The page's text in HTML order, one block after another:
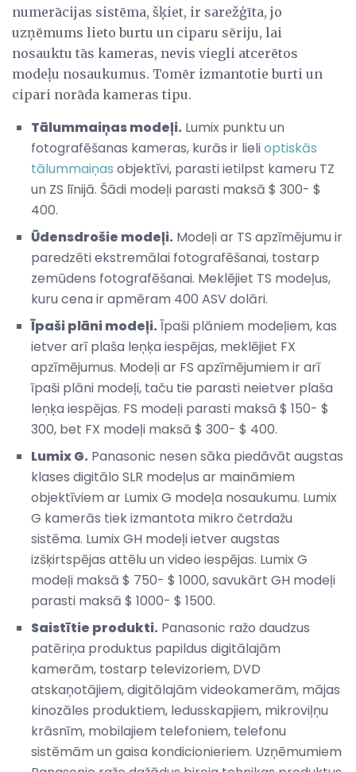
numerācijas sistēma, šķiet, ir sarežģīta, jo
uzņēmums lieto burtu un ciparu sēriju, lai
nosauktu tās kameras, nevis viegli atcerētos
modeļu nosaukumus. Tomēr izmantotie burti un
cipari norāda kameras tipu.
Tālummaiņas modeļi. Lumix punktu un
fotografēšanas kameras, kurās ir lielioptiskās
tālummaiņas objektīvi, parasti ietilpst kameru TZ
un ZS līnijā. Šādi modeļi parasti maksā $ 300- $
400.
Ūdensdrošie modeļi. Modeļi ar TS apzīmējumu ir
paredzēti ekstremālai fotografēšanai, tostarp
zemūdens fotografēšanai. Meklējiet TS modeļus,
kuru cena ir apmēram 400 ASV dolāri.
Īpaši plāni modeļi.Īpaši plāniem modeļiem, kas
ietver arī plaša leņķa iespējas, meklējiet FX
apzīmējumus. Modeļi ar FS apzīmējumiem ir arī
īpaši plāni modeļi, taču tie parasti neietver plaša
leņķa iespējas. FS modeļi parasti maksā $ 150- $
300, bet FX modeļi maksā $ 300- $ 400.
Lumix G. Panasonic nesen sāka piedāvāt augstas
klases digitālo SLR modeļus ar maināmiem
objektīviem ar Lumix G modeļa nosaukumu. Lumix
G kamerās tiek izmantota mikro četrdažu
sistēma. Lumix GH modeļi ietver augstas
izšķirtspējas attēlu un video iespējas. Lumix G
modeļi maksā $ 750- $ 1000, savukārt GH modeļi
parasti maksā $ 1000- $ 1500.
Saistītie produkti. Panasonic ražo daudzus
patēriņa produktus papildus digitālajām
kamerām, tostarp televizoriem, DVD
atskaņotājiem, digitālajām videokamerām, mājas
kinozāles produktiem, ledusskapjiem, mikroviļņu
krāsnīm, mobilajiem telefoniem, telefonu
sistēmām un gaisa kondicionieriem. Uzņēmumiem